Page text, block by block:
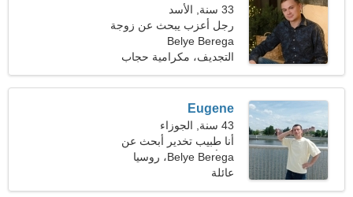
33 سنة, الأسد
رجل أعزب يبحث عن زوجة
23-31
Belye Berega
التجديف، مكرامية حجاب
Eugene
43 سنة, الجوزاء
أنا طبيب تخدير أبحث عن
امرأة مغرية
Belye Berega، روسيا
عائلة